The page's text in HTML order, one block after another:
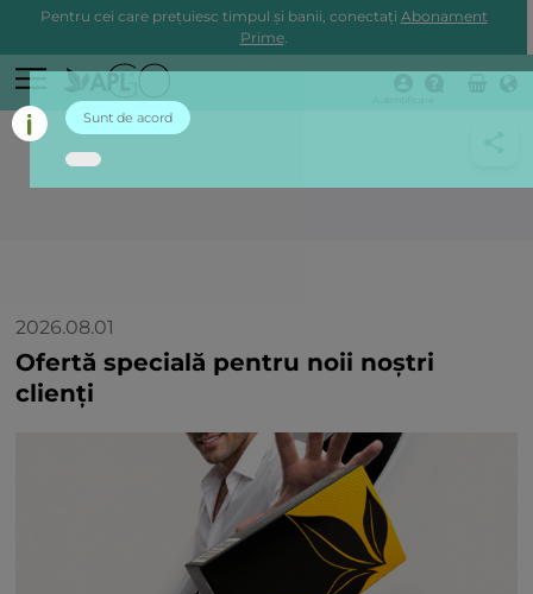
Pentru cei care prețuiesc timpul și banii, conectați Abonament
Prime.
2026.08.01
Ofertă specială pentru noii noștri
clienți
Sunt de acord